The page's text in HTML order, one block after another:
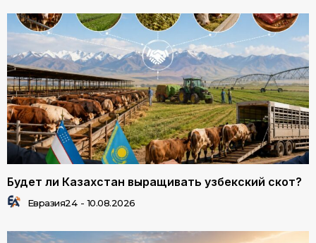
Будет ли Казахстан выращивать узбекский скот?
Евразия24 - 10.08.2026